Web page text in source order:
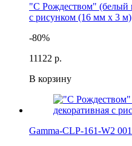
"С Рождеством" (белый
с рисунком (16 мм х 3 м)
-80%
111 22 р.
В корзину
Gamma-CLP-161-W2